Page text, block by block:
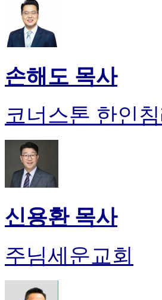
손해도 목사
코너스톤 한인
신용환 목사
주님세운교회